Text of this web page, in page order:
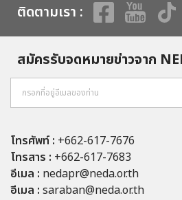
ติดตามเรา :
สมัครรับจดหมายข่าวจาก
โทรศัพท์ : +662-617-7676
โทรสาร : +662-617-7683
อีเมล : nedapr@neda.or.th
อีเมล : saraban@neda.or.th